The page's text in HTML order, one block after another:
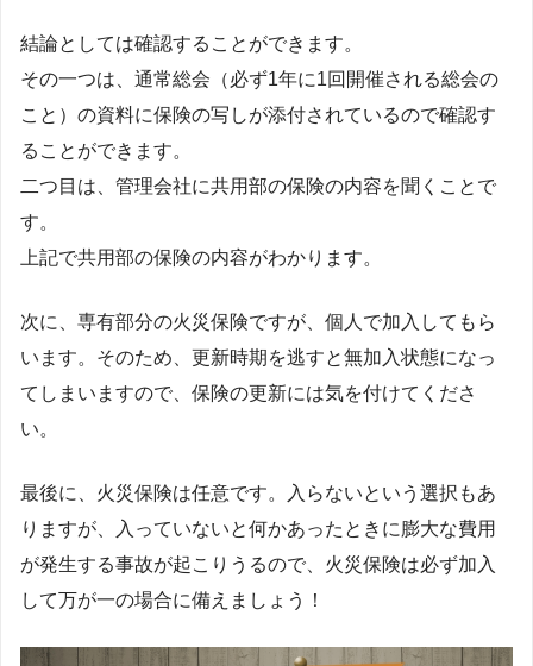
結論としては確認することができます。
その一つは、通常総会（必ず1年に1回開催される総会の
こと）の資料に保険の写しが添付されているので確認す
ることができます。
二つ目は、管理会社に共用部の保険の内容を聞くことで
す。
上記で共用部の保険の内容がわかります。
次に、専有部分の火災保険ですが、個人で加入してもら
います。そのため、更新時期を逃すと無加入状態になっ
てしまいますので、保険の更新には気を付けてくださ
い。
最後に、火災保険は任意です。入らないという選択もあ
りますが、入っていないと何かあったときに膨大な費用
が発生する事故が起こりうるので、火災保険は必ず加入
して万が一の場合に備えましょう！